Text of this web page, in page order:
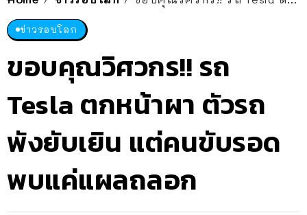
ข่าวรอบโลก
ขอบคุณวิศวกร!! รถ
Tesla ตกหน้าผา ตัวรถ
พังยับเยิน แต่คนขับรอด
พบแค่แผลถลอก